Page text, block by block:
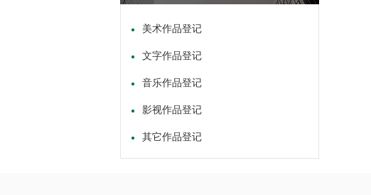
美术作品登记
文字作品登记
音乐作品登记
影视作品登记
其它作品登记